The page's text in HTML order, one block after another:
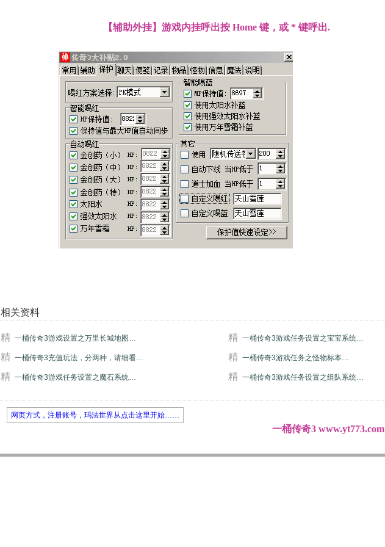
【辅助外挂】游戏内挂呼出按 Home 键，或 * 键呼出.
相关资料
精 一桶传奇3游戏设置之万里长城地图… 精 一桶传奇3游戏任务设置之宝宝系统…
精 一桶传奇3充值玩法，分两种，请细看… 精 一桶传奇3游戏任务之怪物标本…
精 一桶传奇3游戏任务设置之魔石系统… 精 一桶传奇3游戏任务设置之组队系统…
网页方式，注册账号，玛法世界从点击这里开始……
一桶传奇3 www.yt773.com